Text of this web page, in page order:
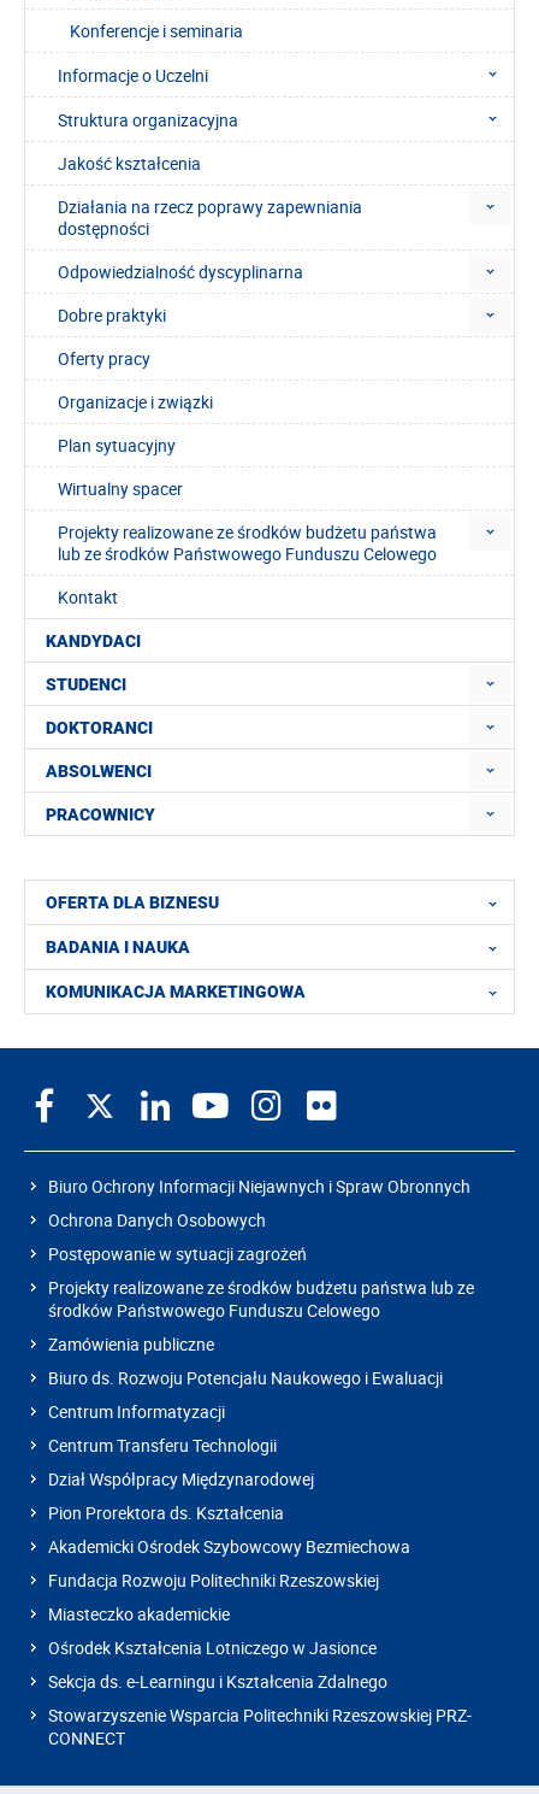
Konferencje i seminaria
Informacje o Uczelni
Struktura organizacyjna
Jakość kształcenia
Działania na rzecz poprawy zapewniania
dostępności
Odpowiedzialność dyscyplinarna
Dobre praktyki
Oferty pracy
Organizacje i związki
Plan sytuacyjny
Wirtualny spacer
Projekty realizowane ze środków budżetu państwa
lub ze środków Państwowego Funduszu Celowego
Kontakt
KANDYDACI
STUDENCI
DOKTORANCI
ABSOLWENCI
PRACOWNICY
OFERTA DLA BIZNESU
BADANIA I NAUKA
KOMUNIKACJA MARKETINGOWA
Biuro Ochrony Informacji Niejawnych i Spraw Obronnych
Ochrona Danych Osobowych
Postępowanie w sytuacji zagrożeń
Projekty realizowane ze środków budżetu państwa lub ze
środków Państwowego Funduszu Celowego
Zamówienia publiczne
Biuro ds. Rozwoju Potencjału Naukowego i Ewaluacji
Centrum Informatyzacji
Centrum Transferu Technologii
Dział Współpracy Międzynarodowej
Pion Prorektora ds. Kształcenia
Akademicki Ośrodek Szybowcowy Bezmiechowa
Fundacja Rozwoju Politechniki Rzeszowskiej
Miasteczko akademickie
Ośrodek Kształcenia Lotniczego w Jasionce
Sekcja ds. e-Learningu i Kształcenia Zdalnego
Stowarzyszenie Wsparcia Politechniki Rzeszowskiej PRZ-
CONNECT